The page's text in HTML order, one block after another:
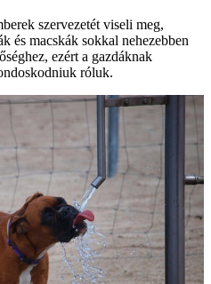
szervezetét viseli meg,
és macskák sokkal nehezebben
ezért a gazdáknak
róluk.